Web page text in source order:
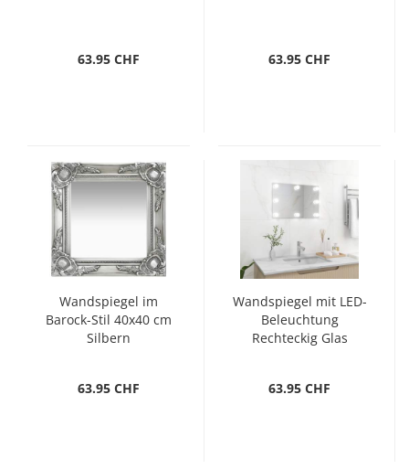
63.95 CHF 63.95 CHF
Wandspiegel im
Barock-Stil 40x40 cm
Silbern
63.95 CHF
Wandspiegel mit LED-
Beleuchtung
Rechteckig Glas
63.95 CHF